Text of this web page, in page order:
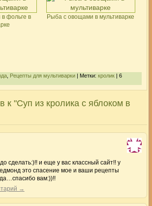
фольге в
Рыба с овощами в мультиварке
, Рецепты для мультиварки| Метки: кролик| 6
к "Суп из кролика с яблоком в
сделать:)!! и еще у вас классный сайт!! у
это спасение мое и ваши рецепты
вам:))!!
→